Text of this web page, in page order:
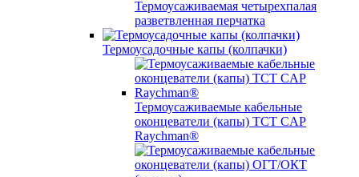
Термоусаживаемая четырехпалая
разветвленная перчатка
Термоусадочные капы (колпачки)
Термоусаживаемые кабельные
оконцеватели (капы) ТCT CAP
Raychman®